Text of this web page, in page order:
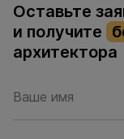
Оставьте
и получите
архитектора
Ваше имя